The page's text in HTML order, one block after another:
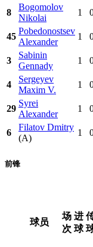
8
Bogomolov
Nikolai
1
45
Pobedonostsev
Alexander
1
3
Sabinin
Gennady
1
4
Sergeyev
Maxim V.
1
29
Syrei
Alexander
1
6
Filatov Dmitry
(A)
1
前锋
球员
场
次
进
球